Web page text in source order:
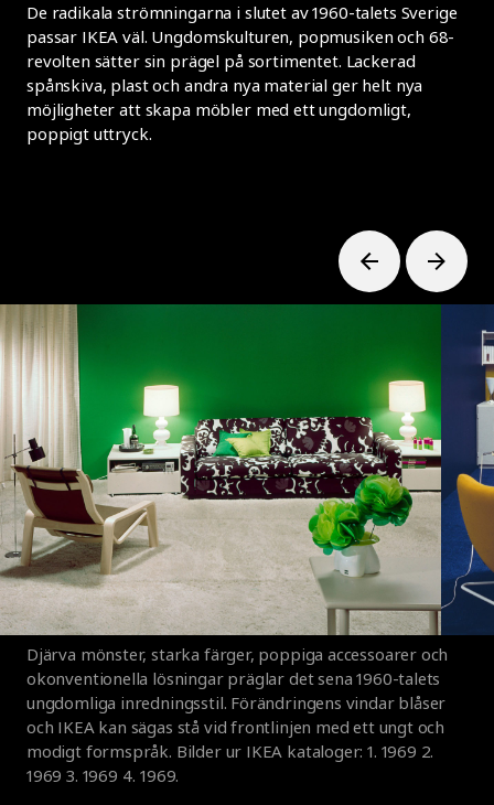
De radikala strömningarna i slutet av 1960-talets Sverige
passar IKEA väl. Ungdomskulturen, popmusiken och 68-
revolten sätter sin prägel på sortimentet. Lackerad
spånskiva, plast och andra nya material ger helt nya
möjligheter att skapa möbler med ett ungdomligt,
poppigt uttryck.
Djärva mönster, starka färger, poppiga accessoarer och
okonventionella lösningar präglar det sena 1960-talets
ungdomliga inredningsstil. Förändringens vindar blåser
och IKEA kan sägas stå vid frontlinjen med ett ungt och
modigt formspråk. Bilder ur IKEA kataloger: 1. 1969 2.
1969 3. 1969 4. 1969.